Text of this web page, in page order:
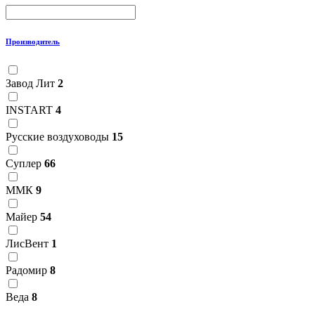
Производитель
Завод Лит 2
INSTART 4
Русские воздуховоды 15
Суплер 66
ММК 9
Майер 54
ЛисВент 1
Радомир 8
Веда 8